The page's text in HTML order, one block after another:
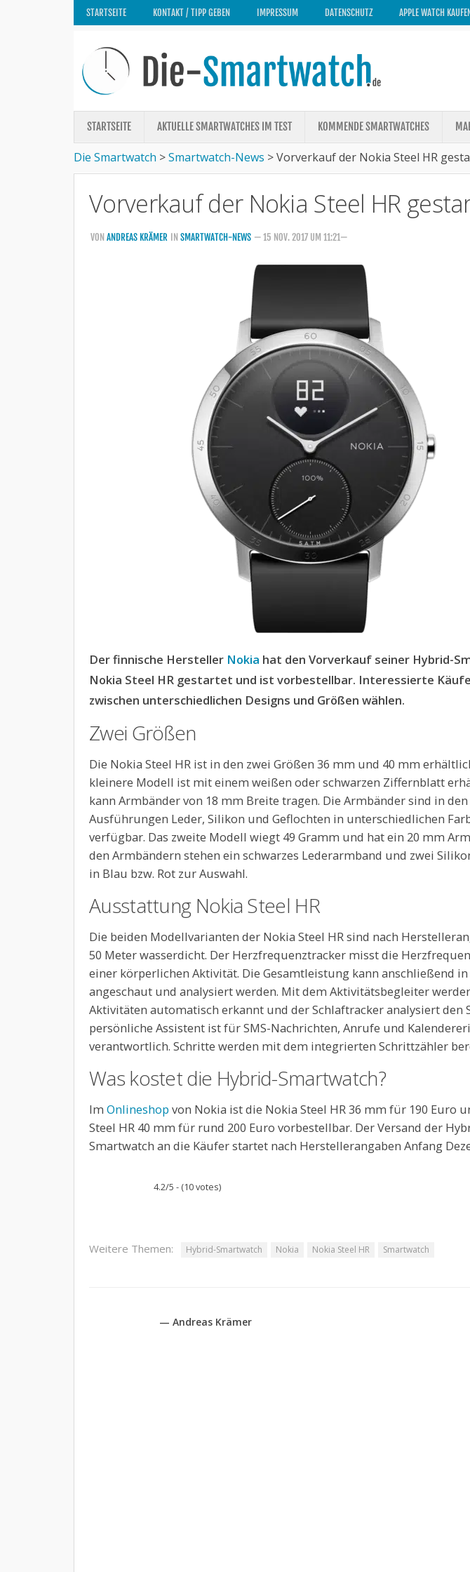
STARTSEITE KONTAKT / TIPP GEBEN IMPRESSUM DATENSCHUTZ APPLE WATCH
STARTSEITE AKTUELLE SMARTWATCHES IM TEST KOMMENDE SMARTWATCHES
Die Smartwatch >Smartwatch-News >Vorverkauf der Nokia Steel HR
Vorverkauf der Nokia Steel HR
VON ANDREAS KRÄMER IN SMARTWATCH-NEWS — 15 NOV. 2017 UM 11:21—
Der finnische Hersteller Nokia hat den Vorverkauf seiner Hybrid-
Nokia Steel HR gestartet und ist vorbestellbar. Interessierte
zwischen unterschiedlichen Designs und Größen wählen.
Zwei Größen
Die Nokia Steel HR ist in den zwei Größen 36 mm und 40 mm
kleinere Modell ist mit einem weißen oder schwarzen Ziffernblatt
kann Armbänder von 18 mm Breite tragen. Die Armbänder sind in den
Ausführungen Leder, Silikon und Geflochten in unterschiedlichen
verfügbar. Das zweite Modell wiegt 49 Gramm und hat ein 20 mm
den Armbändern stehen ein schwarzes Lederarmband und zwei
in Blau bzw. Rot zur Auswahl.
Ausstattung Nokia Steel HR
Die beiden Modellvarianten der Nokia Steel HR sind nach
50 Meter wasserdicht. Der Herzfrequenztracker misst die
einer körperlichen Aktivität. Die Gesamtleistung kann anschließend in
angeschaut und analysiert werden. Mit dem Aktivitätsbegleiter
Aktivitäten automatisch erkannt und der Schlaftracker analysiert den
persönliche Assistent ist für SMS-Nachrichten, Anrufe und
verantwortlich. Schritte werden mit dem integrierten Schrittzähler
Was kostet die Hybrid-Smartwatch?
Im Onlineshop von Nokia ist die Nokia Steel HR 36 mm für 190 Euro
Steel HR 40 mm für rund 200 Euro vorbestellbar. Der Versand der
Smartwatch an die Käufer startet nach Herstellerangaben Anfang
4.2/5 - (10 votes)
Weitere Themen: Hybrid-Smartwatch Nokia Nokia Steel HR Smartwatch
— Andreas Krämer